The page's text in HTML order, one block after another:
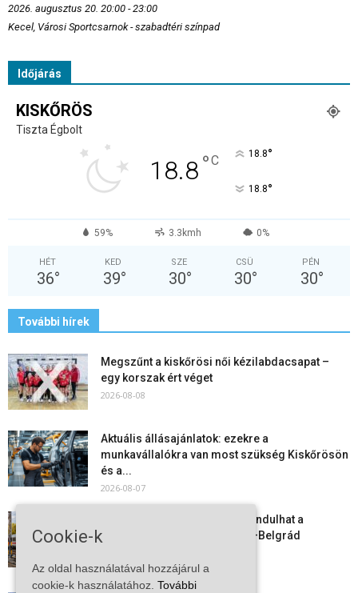
2026. augusztus 20. 20:00 - 23:00
Kecel, Városi Sportcsarnok - szabadtéri színpad
Időjárás
KISKŐRÖS
Tiszta Égbolt
18.8°C 18.8°
18.8°
59% 3.3kmh 0%
HÉT
36°
KED
39°
SZE
30°
CSÜ
30°
PÉN
30°
További hírek
Megszűnt a kiskőrösi női kézilabdacsapat –
egy korszak ért véget
2026-08-08
Aktuális állásajánlatok: ezekre a
munkavállalókra van most szükség Kiskőrösön
és a...
2026-08-07
Vitézy Dávid: már ősszel újraindulhat a
személyszállítás a Budapest–Belgrád
2026-08-06
Cookie-k
Az oldal használatával hozzájárul a
cookie-k használatához. További